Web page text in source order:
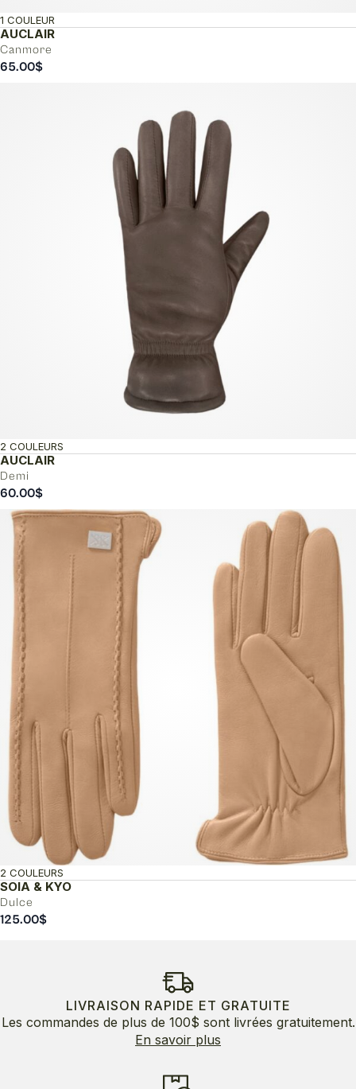
AUCLAIR
Canmore
1 COULEUR
65.00$
AUCLAIR
Demi
2 COULEURS
60.00$
SOIA & KYO
Dulce
2 COULEURS
125.00$
LIVRAISON RAPIDE ET GRATUITE
Les commandes de plus de 100$ sont livrées gratuitement.
En savoir plus